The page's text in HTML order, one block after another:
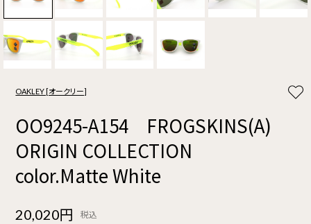
OAKLEY [オークリー]
OO9245-A154 FROGSKINS(A)
ORIGIN COLLECTION
color.Matte White
20,020円 税込